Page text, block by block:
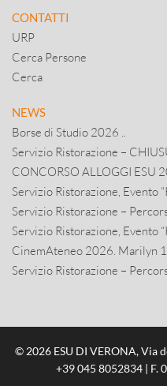
CONTATTI
URP
Cerca Persone
Cerca
NEWS
Borse di Studio 2026 ..
Servizio Ristorazione –
CONCORSO ALLOGGI ESU
Servizio Ristorazione, Evento
Servizio Ristorazione – Percorsi
Servizio Ristorazione, Evento
CinemAteneo 2026. Marilyn
Servizio Ristorazione – Percorsi
© 2026 ESU DI VERONA, Via
+39 045 8052834| F.